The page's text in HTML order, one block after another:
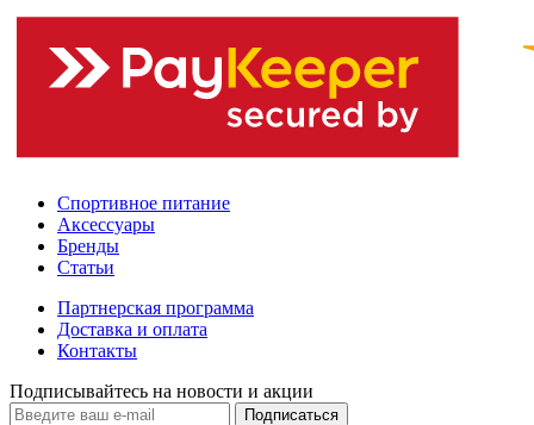
Спортивное питание
Аксессуары
Бренды
Статьи
Партнерская программа
Доставка и оплата
Контакты
Подписывайтесь на новости и акции
Подписаться